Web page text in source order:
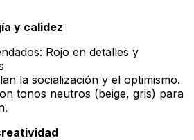
y calidez
Rojo en detalles y
la socialización y el optimismo.
tonos neutros (beige, gris) para